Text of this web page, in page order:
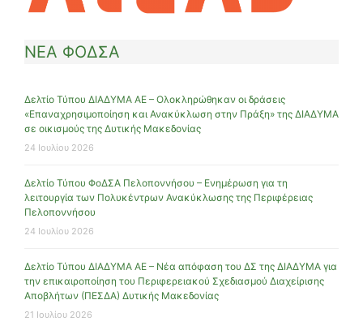
ΝΕΑ ΦΟΔΣΑ
Δελτίο Τύπου ΔΙΑΔΥΜΑ ΑΕ – Ολοκληρώθηκαν οι δράσεις
«Επαναχρησιμοποίηση και Ανακύκλωση στην Πράξη» της ΔΙΑΔΥΜΑ
σε οικισμούς της Δυτικής Μακεδονίας
24 Ιουλίου 2026
Δελτίο Τύπου ΦοΔΣΑ Πελοποννήσου – Ενημέρωση για τη
λειτουργία των Πολυκέντρων Ανακύκλωσης της Περιφέρειας
Πελοποννήσου
24 Ιουλίου 2026
Δελτίο Τύπου ΔΙΑΔΥΜΑ ΑΕ – Νέα απόφαση του ΔΣ της ΔΙΑΔΥΜΑ για
την επικαιροποίηση του Περιφερειακού Σχεδιασμού Διαχείρισης
Αποβλήτων (ΠΕΣΔΑ) Δυτικής Μακεδονίας
21 Ιουλίου 2026